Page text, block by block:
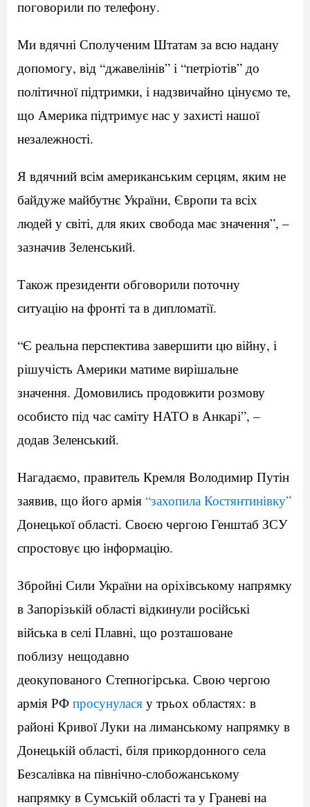
поговорили по телефону.
Ми вдячні Сполученим Штатам за всю надану
допомогу, від “джавелінів” і “петріотів” до
політичної підтримки, і надзвичайно цінуємо те,
що Америка підтримує нас у захисті нашої
незалежності.
Я вдячний всім американським серцям, яким не
байдуже майбутнє України, Європи та всіх
людей у світі, для яких свобода має значення”, –
зазначив Зеленський.
Також президенти обговорили поточну
ситуацію на фронті та в дипломатії.
“Є реальна перспектива завершити цю війну, і
рішучість Америки матиме вирішальне
значення. Домовились продовжити розмову
особисто під час саміту НАТО в Анкарі”, –
додав Зеленський.
Нагадаємо, правитель Кремля Володимир Путін
заявив, що його армія “захопила Костянтинівку”
Донецької області. Своєю чергою Генштаб ЗСУ
спростовує цю інформацію.
Збройні Сили України на оріхівському напрямку
в Запорізькій області відкинули російські
війська в селі Плавні, що розташоване
поблизу нещодавно
деокупованого Степногірська. Свою чергою
армія РФ просунулася у трьох областях: в
районі Кривої Луки на лиманському напрямку в
Донецькій області, біля прикордонного села
Безсалівка на північно-слобожанському
напрямку в Сумській області та у Граневі на